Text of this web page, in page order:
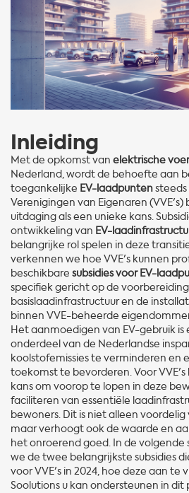
Inleiding
Met de opkomst van elektrische
Nederland, wordt de behoefte aan
toegankelijke EV-laadpuntensteeds
Verenigingen van Eigenaren (VVE's)
uitdaging als een unieke kans.
ontwikkeling van EV-
belangrijke rol spelen in deze
verkennen we hoe VVE's kunnen
beschikbare subsidies voor EV-
specifiek gericht op de
basislaadinfrastructuur en de
binnen VVE-beheerde
Het aanmoedigen van EV-gebruik is
onderdeel van de Nederlandse
koolstofemissies te verminderen en
toekomst te bevorderen. Voor
kans om voorop te lopen in deze
faciliteren van essentiële
bewoners. Dit is niet alleen
maar verhoogt ook de waarde en
het onroerend goed. In de volgende
we de twee belangrijkste subsidies
voor VVE's in 2024, hoe deze aan te
Soolutions u kan ondersteunen in dit